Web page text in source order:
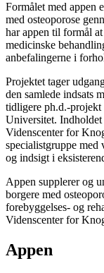
Formålet med appen
med osteoporose
har appen til formål
medicinske
anbefalingerne i
Projektet tager
den samlede indsats
tidligere ph.d.-projekt
Universitet. Indholdet
Videnscenter for
specialistgruppe med
og indsigt i
Appen supplerer og
borgere med
forebyggelses- og
Videnscenter for
Appen